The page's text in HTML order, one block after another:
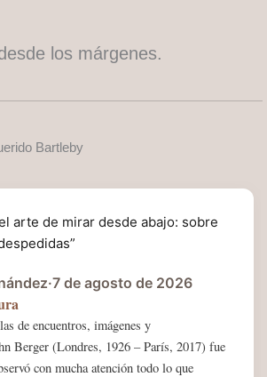
los márgenes.
Bartleby
arte de mirar desde abajo: sobre
·7 de agosto de 2026
de encuentros, imágenes y
Berger (Londres, 1926 – París, 2017) fue
con mucha atención todo lo que